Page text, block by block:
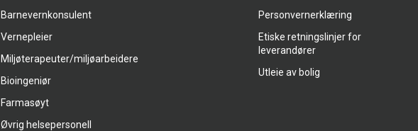
Barnevernkonsulent
Vernepleier
Miljøterapeuter/miljøarbeidere
Bioingeniør
Farmasøyt
Øvrig helsepersonell
Personvernerklæring
Etiske retningslinjer for
leverandører
Utleie av bolig